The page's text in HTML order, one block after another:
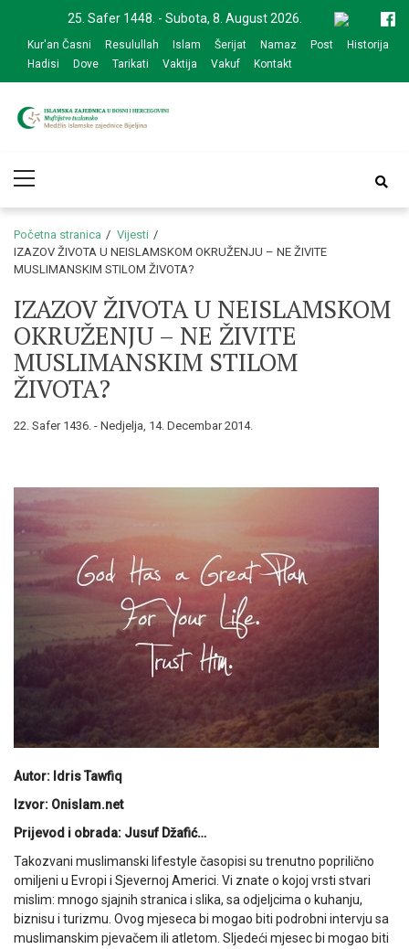
navigation
content
25. Safer 1448. - Subota, 8. August 2026.
Kur'an Časni Resulullah Islam Šerijat Namaz Post
Historija
Hadisi
Dove Tarikati Vaktija Vakuf Kontakt
zajednice Bijeljina
Menu
Početna stranica
Vijesti
IZAZOV ŽIVOTA U NEISLAMSKOM OKRUŽENJU – NE ŽIVITE
MUSLIMANSKIM STILOM ŽIVOTA?
IZAZOV ŽIVOTA U NEISLAMSKOM
OKRUŽENJU – NE ŽIVITE
MUSLIMANSKIM STILOM
ŽIVOTA?
22. Safer 1436. - Nedjelja, 14. Decembar 2014.
Autor: Idris Tawfiq
Izvor: Onislam.net
Prijevod i obrada: Jusuf Džafić…
Takozvani muslimanski lifestyle časopisi su trenutno poprilično
omiljeni u Evropi i Sjevernoj Americi. Vi znate o kojoj vrsti stvari
mislim: mnogo sjajnih stranica i slika, sa odjeljcima o kuhanju,
biznisu i turizmu. Ovog mjeseca bi mogao biti podrobni intervju sa
muslimanskim pjevačem ili atletom. Sljedeći mjesec bi mogao biti